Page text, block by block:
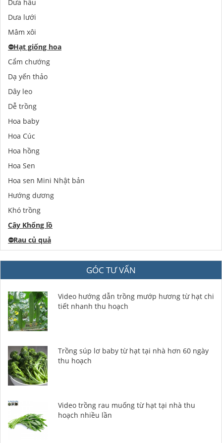
Dưa hấu
Dưa lưới
Mâm xôi
⛔️Hạt giống hoa
Cẩm chướng
Dạ yến thảo
Dây leo
Dễ trồng
Hoa baby
Hoa Cúc
Hoa hồng
Hoa Sen
Hoa sen Mini Nhật bản
Hướng dương
Khó trồng
Cây Khổng lồ
⛔️Rau củ quả
GÓC TƯ VẤN
Video hướng dẫn trồng mướp hương từ hạt chi
tiết nhanh thu hoạch
Trồng súp lơ baby từ hạt tại nhà hơn 60 ngày
thu hoạch
Video trồng rau muống từ hạt tại nhà thu
hoạch nhiều lần